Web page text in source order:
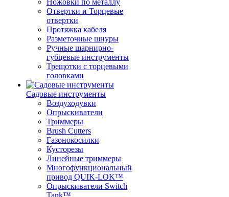
Ножовки по металлу
Отвертки и Торцевые
отвертки
Протяжка кабеля
Разметочные шнуры
Ручные шарнирно-
губцевые инструменты
Трещотки с торцевыми
головками
Садовые инструменты
Воздуходувки
Опрыскиватели
Триммеры
Brush Cutters
Газонокосилки
Кусторезы
Линейные триммеры
Многофункциональный
привод QUIK-LOK™
Опрыскиватели Switch
Tank™